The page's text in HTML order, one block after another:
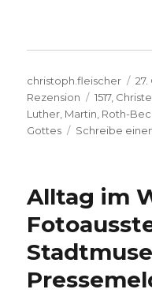
Autor
christoph.fleischer
am
Rezension
1517,
Luther Martin Roth-
Gottes
Schreibe
Alltag im